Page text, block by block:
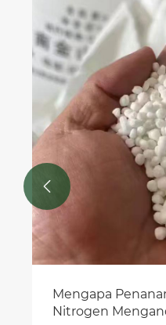
Mengapa
Nitrogen
